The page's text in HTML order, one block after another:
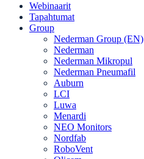
Webinaarit
Tapahtumat
Group
Nederman Group (EN)
Nederman
Nederman Mikropul
Nederman Pneumafil
Auburn
LCI
Luwa
Menardi
NEO Monitors
Nordfab
RoboVent